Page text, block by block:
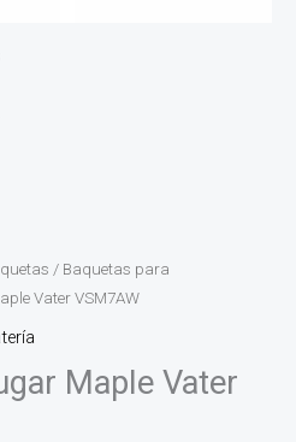
/ Baquetas para
Vater VSM7AW
Maple Vater